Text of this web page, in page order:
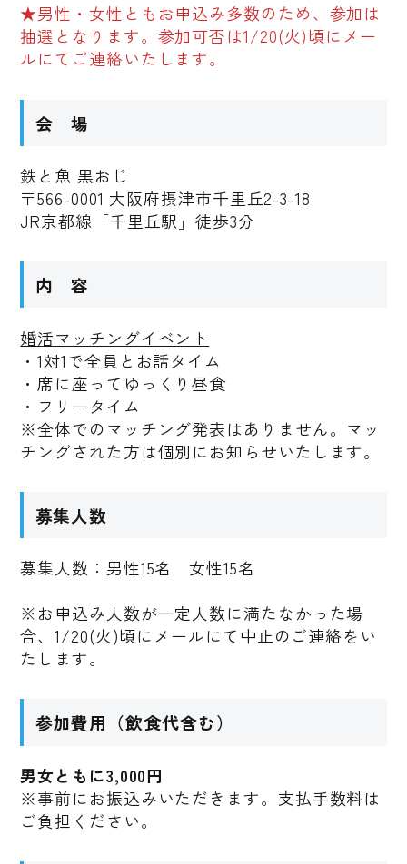
★男性・女性ともお申込み多数のため、参加は
抽選となります。参加可否は1/20(火)頃にメー
ルにてご連絡いたします。
会 場
鉄と魚 黒おじ
〒566-0001 大阪府摂津市千里丘2-3-18
JR京都線「千里丘駅」徒歩3分
内 容
婚活マッチングイベント
・1対1で全員とお話タイム
・席に座ってゆっくり昼食
・フリータイム
※全体でのマッチング発表はありません。マッ
チングされた方は個別にお知らせいたします。
募集人数
募集人数：男性15名 女性15名
※お申込み人数が一定人数に満たなかった場
合、1/20(火)頃にメールにて中止のご連絡をい
たします。
参加費用（飲食代含む）
男女ともに3,000円
※事前にお振込みいただきます。支払手数料は
ご負担ください。